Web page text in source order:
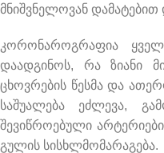
მნიშვნელოვან
კორონაროგრაფია
დაადგინოს, რა ზიანი
ცხოვრების წესმა და
საშუალება ეძლევა,
შევიწროებული
გულის სისხლმომარაგება.